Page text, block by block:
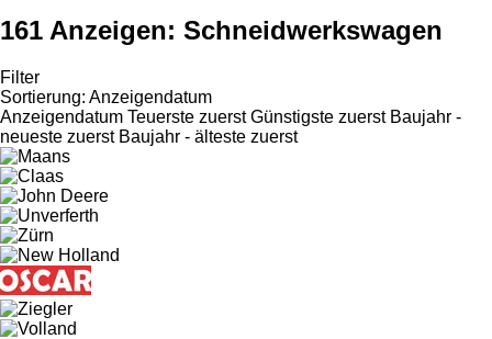
161 Anzeigen: Schneidwerkswagen
Filter
Sortierung: Anzeigendatum
Anzeigendatum Teuerste zuerst Günstigste zuerst Baujahr -
neueste zuerst Baujahr - älteste zuerst